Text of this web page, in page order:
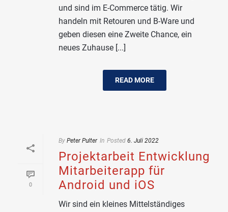
und sind im E-Commerce tätig. Wir
handeln mit Retouren und B-Ware und
geben diesen eine Zweite Chance, ein
neues Zuhause [...]
READ MORE
0
By Peter Pulter In Posted 6. Juli 2022
Projektarbeit Entwicklung
Mitarbeiterapp für
Android und iOS
Wir sind ein kleines Mittelständiges